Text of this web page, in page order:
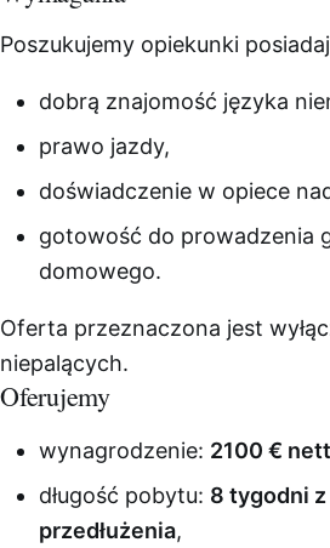
Poszukujemy opiekunki
dobrą znajomość języka
prawo jazdy,
doświadczenie w opiece
gotowość do prowadzenia
domowego.
Oferta przeznaczona jest
niepalących.
Oferujemy
wynagrodzenie: 2100 €
długość pobytu: 8 tygodni
przedłużenia,